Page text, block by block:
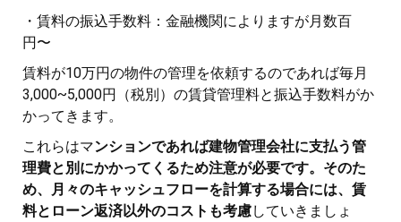
・賃料の振込手数料：金融機関によりますが月数百
円〜
賃料が10万円の物件の管理を依頼するのであれば毎月
3,000~5,000円（税別）の賃貸管理料と振込手数料がか
かってきます。
これらはマンションであれば建物管理会社に支払う管
理費と別にかかってくるため注意が必要です。そのた
め、月々のキャッシュフローを計算する場合には、賃
料とローン返済以外のコストも考慮していきましょ